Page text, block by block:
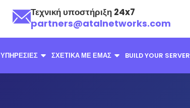
Τεχνική υποστήριξη 24x7
partners@atalnetworks.com
ΥΠΗΡΕΣΊΕΣ ΣΧΕΤΙΚΆ ΜΕ ΕΜΆΣ BUILD YOUR SERVER